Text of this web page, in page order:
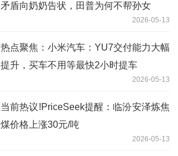
矛盾向奶奶告状，田普为何不帮孙女
2026-05-13
热点聚焦：小米汽车：YU7交付能力大幅
提升，买车不用等最快2小时提车
2026-05-13
当前热议!PriceSeek提醒：临汾安泽炼焦
煤价格上涨30元/吨
2026-05-13